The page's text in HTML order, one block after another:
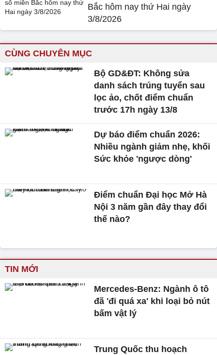
Bắc hôm nay thứ Hai ngày
3/8/2026
CÙNG CHUYÊN MỤC
Bộ GD&ĐT: Không sửa
danh sách trúng tuyển sau
lọc ảo, chốt điểm chuẩn
trước 17h ngày 13/8
Dự báo điểm chuẩn 2026:
Nhiều ngành giảm nhẹ, khối
Sức khỏe 'ngược dòng'
Điểm chuẩn Đại học Mở Hà
Nội 3 năm gần đây thay đổi
thế nào?
TIN MỚI
Mercedes-Benz: Ngành ô tô
đã 'đi quá xa' khi loại bỏ nút
bấm vật lý
Trung Quốc thu hoạch